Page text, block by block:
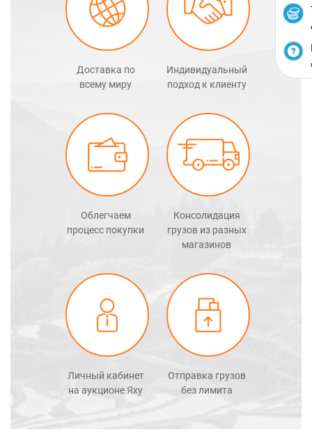
Доставка по
всему миру
Индивидуальный
подход к клиенту
Облегчаем
процесс покупки
Консолидация
грузов из разных
магазинов
Личный кабинет
на аукционе Яху
Отправка грузов
без лимита